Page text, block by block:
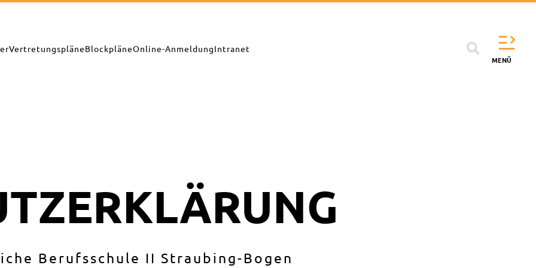
VertretungspläneBlockpläneOnline-AnmeldungIntranet
MENÜ
Berufsschule II Straubing-Bogen